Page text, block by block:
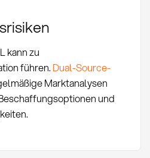
kann zu
führen. Dual-Source-
Marktanalysen
und